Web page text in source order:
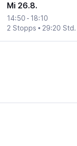
Mi 26.8.
14:50 - 18:10
2 Stopps
29:20 Std.